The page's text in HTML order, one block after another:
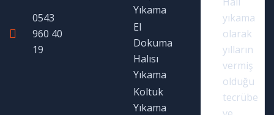
0543
960 40
19
Yıkama
El
Dokuma
Halısı
Yıkama
Koltuk
Yıkama
yıkama
olarak
yılların
vermiş
olduğu
tecrübe